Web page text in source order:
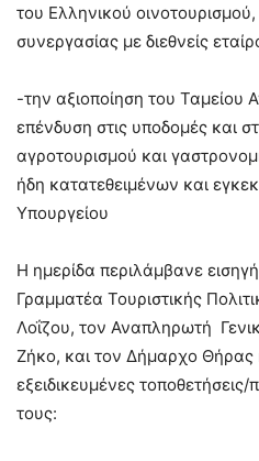
του Ελληνικού
συνεργασίας με διεθνείς
-την αξιοποίηση του Ταμείου
επένδυση στις υποδομές και
αγροτουρισμού και
ήδη κατατεθειμένων και
Υπουργείου
Η ημερίδα περιλάμβανε
Γραμματέα Τουριστικής
Λοΐζου, τον Αναπληρωτή
Ζήκο, και τον Δήμαρχο Θήρας
εξειδικευμένες
τους: